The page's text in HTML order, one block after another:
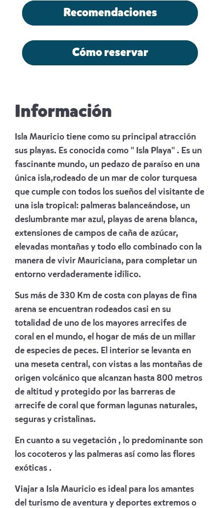
Recomendaciones
Cómo reservar
Información
Isla Mauricio tiene como su principal atracción
sus playas. Es conocida como " Isla Playa" . Es un
fascinante mundo, un pedazo de paraíso en una
única isla,rodeado de un mar de color turquesa
que cumple con todos los sueños del visitante de
una isla tropical: palmeras balanceándose, un
deslumbrante mar azul, playas de arena blanca,
extensiones de campos de caña de azúcar,
elevadas montañas y todo ello combinado con la
manera de vivir Mauriciana, para completar un
entorno verdaderamente idílico.
Sus más de 330 Km de costa con playas de fina
arena se encuentran rodeados casi en su
totalidad de uno de los mayores arrecifes de
coral en el mundo, el hogar de más de un millar
de especies de peces. El interior se levanta en
una meseta central, con vistas a las montañas de
origen volcánico que alcanzan hasta 800 metros
de altitud y protegido por las barreras de
arrecife de coral que forman lagunas naturales,
seguras y cristalinas.
En cuanto a su vegetación , lo predominante son
los cocoteros y las palmeras así como las flores
exóticas .
Viajar a Isla Mauricio es ideal para los amantes
del turismo de aventura y deportes extremos o